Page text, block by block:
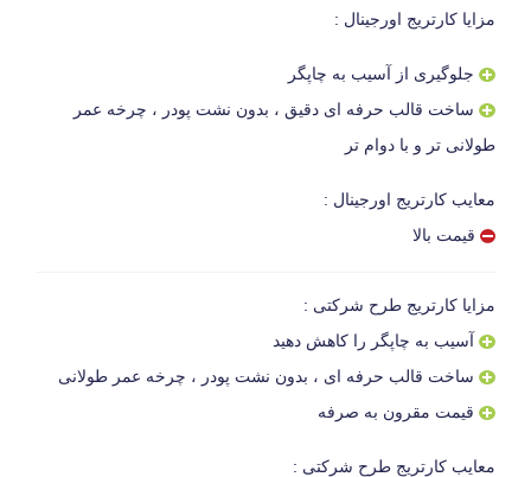
مزایا کارتریج اورجینال :
جلوگیری از آسیب به چاپگر
ساخت قالب حرفه ای دقیق ، بدون نشت پودر ، چرخه عمر
طولانی تر و با دوام تر
معایب کارتریج اورجینال :
قیمت بالا
مزایا کارتریج طرح شرکتی :
آسیب به چاپگر را کاهش دهید
ساخت قالب حرفه ای ، بدون نشت پودر ، چرخه عمر طولانی
قیمت مقرون به صرفه
معایب کارتریج طرح شرکتی :